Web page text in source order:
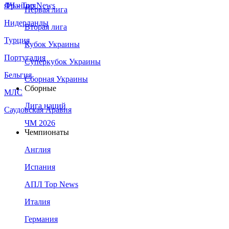
Франция
Нидерланды
Турция
Португалия
Бельгия
МЛС
Саудовская Аравия
ЛЧ - Top News
Первая лига
Вторая лига
Кубок Украины
Суперкубок Украины
Сборная Украины
Сборные
Лига наций
ЧМ 2026
Чемпионаты
Англия
Испания
АПЛ Top News
Италия
Германия